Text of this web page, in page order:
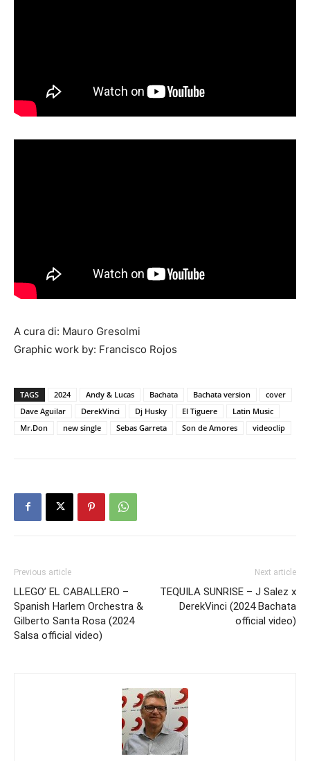
A cura di: Mauro Gresolmi
Graphic work by: Francisco Rojos
TAGS 2024 Andy & Lucas Bachata Bachata version
cover
Dave Aguilar
DerekVinci Dj Husky El Tiguere
Latin Music
Mr.Don
new single Sebas Garreta Son de Amores videoclip
Previous article
LLEGO’ EL CABALLERO –
Spanish Harlem Orchestra &
Gilberto Santa Rosa (2024
Salsa official video)
Next article
TEQUILA SUNRISE – J Salez x
DerekVinci (2024 Bachata
official video)